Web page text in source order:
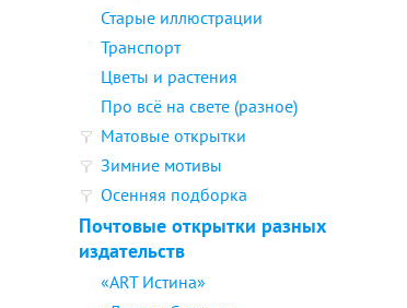
Старые иллюстрации
Транспорт
Цветы и растения
Про всё на свете (разное)
Матовые открытки
Зимние мотивы
Осенняя подборка
Почтовые открытки разных
издательств
«ART Истина»